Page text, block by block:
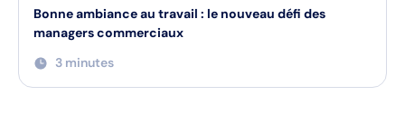
Bonne ambiance au travail : le nouveau défi des
managers commerciaux
3 minutes